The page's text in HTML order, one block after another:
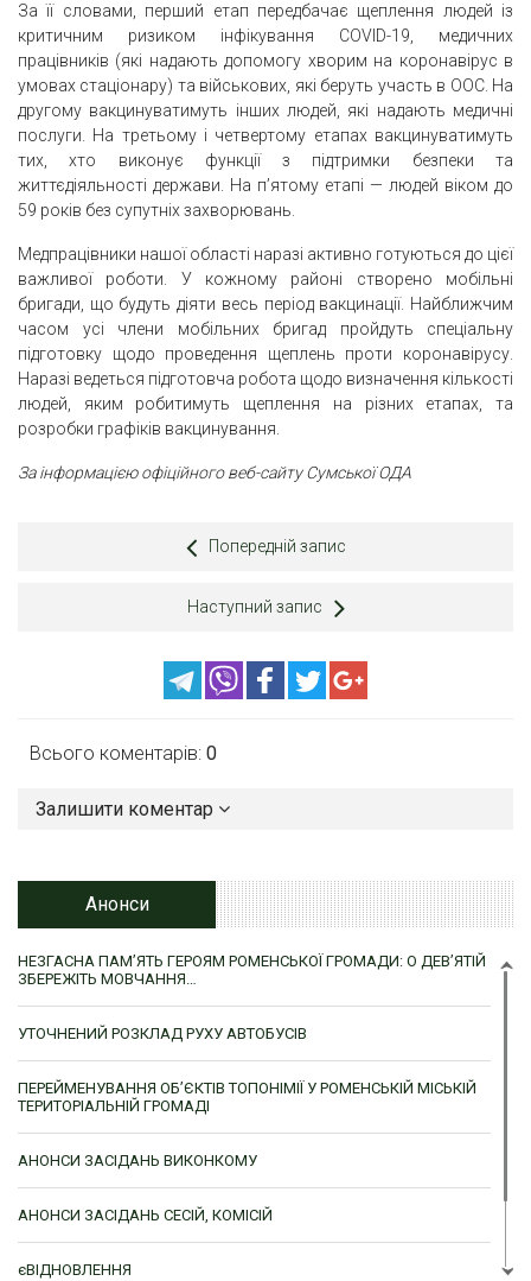
За її словами, перший етап передбачає щеплення людей із
критичним ризиком інфікування COVID-19, медичних
працівників (які надають допомогу хворим на коронавірус в
умовах стаціонару) та військових, які беруть участь в ООС. На
другому вакцинуватимуть інших людей, які надають медичні
послуги. На третьому і четвертому етапах вакцинуватимуть
тих, хто виконує функції з підтримки безпеки та
життєдіяльності держави. На п’ятому етапі — людей віком до
59 років без супутніх захворювань.
Медпрацівники нашої області наразі активно готуються до цієї
важливої роботи. У кожному районі створено мобільні
бригади, що будуть діяти весь період вакцинації. Найближчим
часом усі члени мобільних бригад пройдуть спеціальну
підготовку щодо проведення щеплень проти коронавірусу.
Наразі ведеться підготовча робота щодо визначення кількості
людей, яким робитимуть щеплення на різних етапах, та
розробки графіків вакцинування.
За інформацієюофіційного веб-сайтуСумської ОДА
Попередній запис
Наступний запис
Всього коментарів: 0
Залишити коментар
Анонси
НЕЗГАСНА ПАМ’ЯТЬ ГЕРОЯМ РОМЕНСЬКОЇ ГРОМАДИ: О ДЕВ’ЯТІЙ
ЗБЕРЕЖІТЬ МОВЧАННЯ…
УТОЧНЕНИЙ РОЗКЛАД РУХУ АВТОБУСІВ
ПЕРЕЙМЕНУВАННЯ ОБ’ЄКТІВ ТОПОНІМІЇ У РОМЕНСЬКІЙ МІСЬКІЙ
ТЕРИТОРІАЛЬНІЙ ГРОМАДІ
АНОНСИ ЗАСІДАНЬ ВИКОНКОМУ
АНОНСИ ЗАСІДАНЬ СЕСІЙ, КОМІСІЙ
єВІДНОВЛЕННЯ